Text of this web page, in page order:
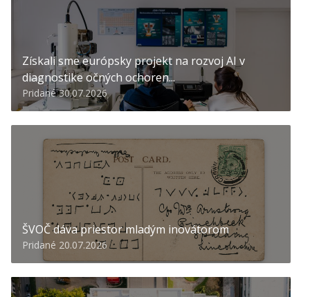
Získali sme európsky projekt na rozvoj AI v
diagnostike očných ochoren...
Pridané 30.07.2026
ŠVOČ dáva priestor mladým inovátorom
Pridané 20.07.2026